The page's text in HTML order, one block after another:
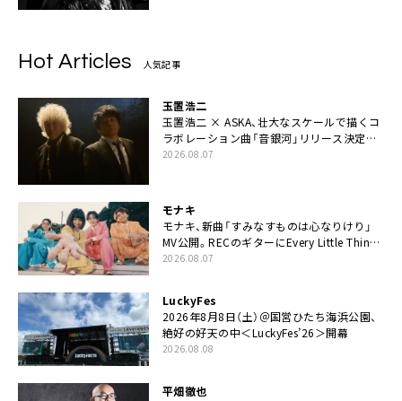
Hot Articles 人気記事
玉置浩二
玉置浩二 × ASKA、壮大なスケールで描くコ
ラボレーション曲「音銀河」リリース決定。
カップリングには新曲「命の宿り」収録も
2026.08.07
モナキ
モナキ、新曲「すみなすものは心なりけり」
MV公開。RECのギターにEvery Little Thing・
伊藤一朗参加も
2026.08.07
LuckyFes
2026年8月8日（土）＠国営ひたち海浜公園、
絶好の好天の中＜LuckyFes’26＞開幕
2026.08.08
平畑徹也